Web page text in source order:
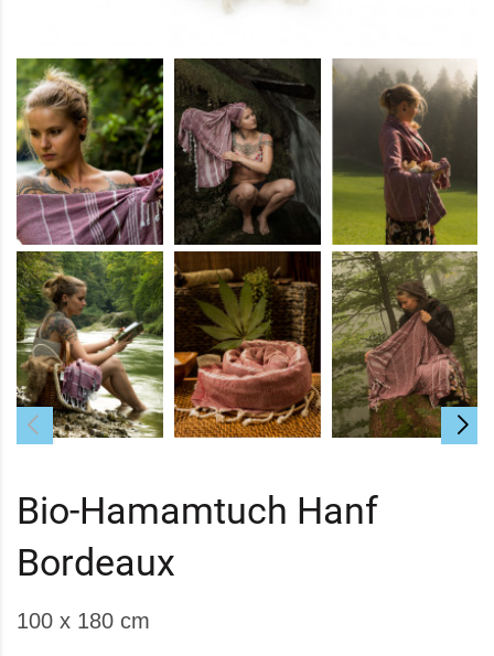
Bio-Hamamtuch Hanf
Bordeaux
100 x 180 cm